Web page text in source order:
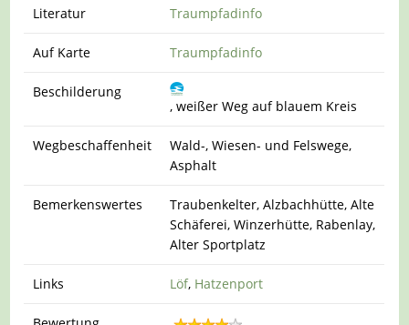
Literatur Traumpfadinfo
Auf Karte Traumpfadinfo
Beschilderung
, weißer Weg auf blauem Kreis
Wegbeschaffenheit
Wald-, Wiesen- und Felswege,
Asphalt
Bemerkenswertes
Traubenkelter, Alzbachhütte, Alte
Schäferei, Winzerhütte, Rabenlay,
Alter Sportplatz
Links Löf, Hatzenport